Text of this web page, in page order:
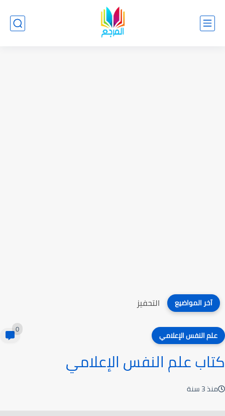
آخر المواضيع التميز الأكاديمي
علم النفس الإعلامي 0
كتاب علم النفس الإعلامي
منذ 3 سنة